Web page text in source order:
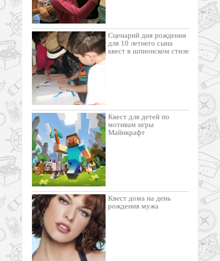
Сценарий дня рождения
для 10 летнего сына
квест в шпионском стиле
Квест для детей по
мотивам игры
Майнкрафт
Квест дома на день
рождения мужа